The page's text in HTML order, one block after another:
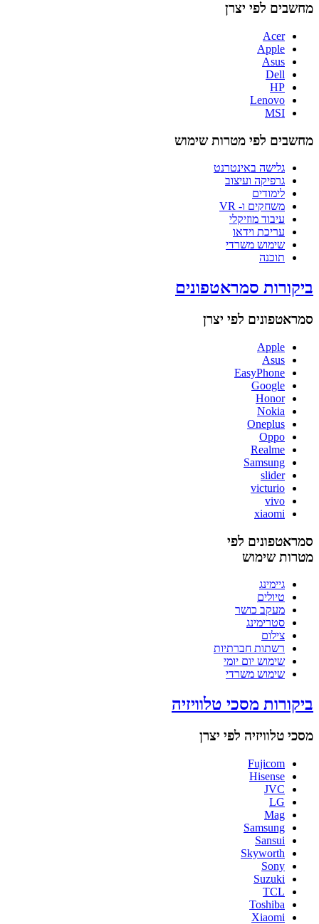
מחשבים לפי יצרן
Acer
Apple
Asus
Dell
HP
Lenovo
MSI
מחשבים לפי מטרות שימוש
גלישה באינטרנט
גרפיקה ועיצוב
לימודים
משחקים ו- VR
עיבוד מוזיקלי
עריכת וידאו
שימוש משרדי
תוכנה
ביקורות סמראטפונים
סמראטפונים לפי יצרן
Apple
Asus
EasyPhone
Google
Honor
Nokia
Oneplus
Oppo
Realme
Samsung
slider
victurio
vivo
xiaomi
סמראטפונים לפי
מטרות שימוש
גיימינג
טיולים
מעקב כושר
סטרימינג
צילום
רשתות חברתיות
שימוש יום יומי
שימוש משרדי
ביקורות מסכי טלוויזיה
מסכי טלוויזיה לפי יצרן
Fujicom
Hisense
JVC
LG
Mag
Samsung
Sansui
Skyworth
Sony
Suzuki
TCL
Toshiba
Xiaomi